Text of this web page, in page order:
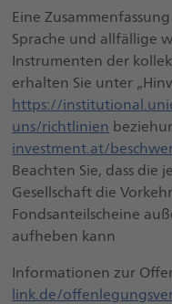
Eine
Sprache und allfällige
Instrumenten der
erhalten Sie unter
https://
uns/richtlinien
investment.at/
Beachten Sie, dass die
Gesellschaft die
Fondsanteilscheine
aufheben kann
Informationen zur
link.de/